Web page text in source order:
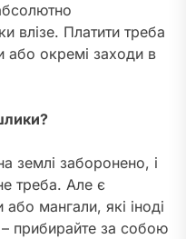
влізе. Платити треба
або окремі заходи в
землі заборонено, і
треба. Але є
мангали, які іноді
прибирайте за собою